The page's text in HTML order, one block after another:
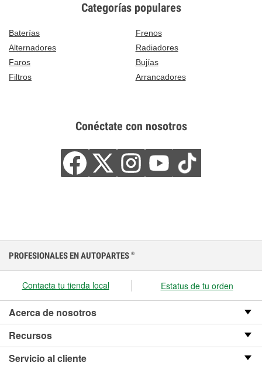
Categorías populares
Baterías
Frenos
Alternadores
Radiadores
Faros
Bujías
Filtros
Arrancadores
Conéctate con nosotros
PROFESIONALES EN AUTOPARTES ®
Contacta tu tienda local Estatus de tu orden
Acerca de nosotros
Recursos
Servicio al cliente